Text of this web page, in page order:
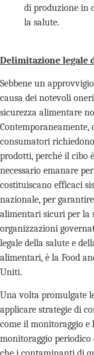
di produzione in
la salute.
Delimitazione legale
Sebbene un
causa dei notevoli
sicurezza alimentare
consumatori
prodotti, perché il cibo
necessario emanare
costituiscano efficaci
nazionale, per
alimentari sicuri per la
organizzazioni
legale della salute e
alimentari, è la Food
Uniti.
Una volta promulgate
applicare strategie di
come il monitoraggio e
monitoraggio